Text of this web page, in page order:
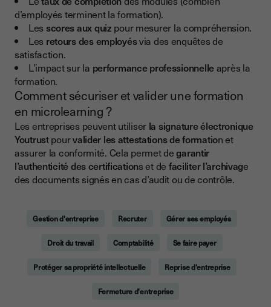
d’employés terminent la formation).
Les scores aux quiz pour mesurer la compréhension.
Les retours des employésvia des enquêtes de
satisfaction.
L’impact sur la performance professionnelleaprès la
formation.
Comment sécuriser et valider une formation
en microlearning ?
Les entreprises peuvent utiliser la signature électronique
Youtrust pourvalider les attestations de formation et
assurer la conformité. Cela permet degarantir
l’authenticité des certifications et de faciliter l’archivage
des documents signés en cas d’audit ou de contrôle.
Gestion d'entreprise Recruter Gérer ses employés
Droit du travail Comptabilité Se faire payer
Protéger sa propriété intellectuelle Reprise d'entreprise
Fermeture d'entreprise